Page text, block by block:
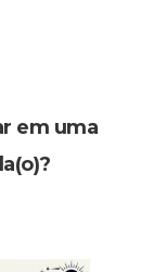
em uma